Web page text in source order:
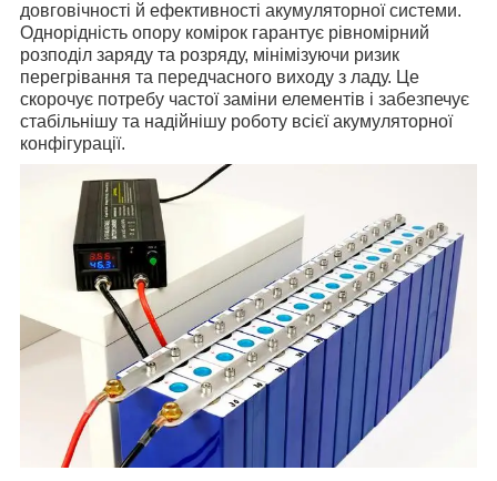
довговічності й ефективності акумуляторної системи.
Однорідність опору комірок гарантує рівномірний
розподіл заряду та розряду, мінімізуючи ризик
перегрівання та передчасного виходу з ладу. Це
скорочує потребу частої заміни елементів і забезпечує
стабільнішу та надійнішу роботу всієї акумуляторної
конфігурації.